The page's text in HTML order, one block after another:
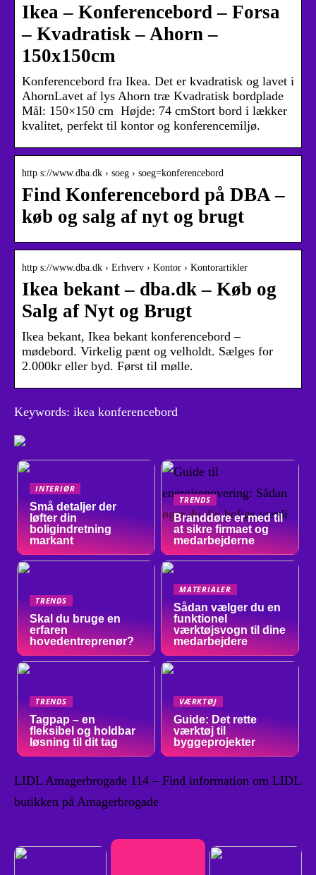
Ikea – Konferencebord – Forsa
– Kvadratisk – Ahorn –
150x150cm
Konferencebord fra Ikea. Det er kvadratisk og lavet i
AhornLavet af lys Ahorn træ Kvadratisk bordplade
Mål: 150×150 cm Højde: 74 cmStort bord i lækker
kvalitet, perfekt til kontor og konferencemiljø.
http s://www.dba.dk › soeg › soeg=konferencebord
Find Konferencebord på DBA –
køb og salg af nyt og brugt
http s://www.dba.dk › Erhverv › Kontor › Kontorartikler
Ikea bekant – dba.dk – Køb og
Salg af Nyt og Brugt
Ikea bekant, Ikea bekant konferencebord –
mødebord. Virkelig pænt og velholdt. Sælges for
2.000kr eller byd. Først til mølle.
Keywords: ikea konferencebord
INTERIØR
Små detaljer der
løfter din
boligindretning
markant
TRENDS
Branddøre er med til
at sikre firmaet og
medarbejderne
TRENDS
Skal du bruge en
erfaren
hovedentreprenør?
MATERIALER
Sådan vælger du en
funktionel
værktøjsvogn til dine
medarbejdere
TRENDS
Tagpap – en
fleksibel og holdbar
løsning til dit tag
VÆRKTØJ
Guide: Det rette
værktøj til
byggeprojekter
LIDL Amagerbrogade 114 – Find information om LIDL
butikken på Amagerbrogade